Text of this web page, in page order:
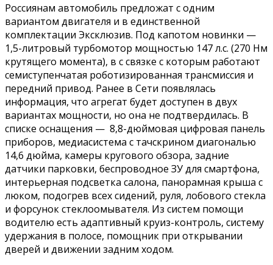
Россиянам автомобиль предложат с одним
вариантом двигателя и в единственной
комплектации Эксклюзив. Под капотом новинки —
1,5-литровый турбомотор мощностью 147 л.с. (270 Нм
крутящего момента), в с связке с которым работают
семиступенчатая роботизированная трансмиссия и
передний привод. Ранее в Сети появлялась
информация, что агрегат будет доступен в двух
вариантах мощности, но она не подтвердилась. В
списке оснащения — 8,8-дюймовая цифровая панель
приборов, медиасистема с тачскрином диагональю
14,6 дюйма, камеры кругового обзора, задние
датчики парковки, беспроводное ЗУ для смартфона,
интерьерная подсветка салона, панорамная крыша с
люком, подогрев всех сидений, руля, лобового стекла
и форсунок стеклоомывателя. Из систем помощи
водителю есть адаптивный круиз-контроль, систему
удержания в полосе, помощник при открывании
дверей и движении задним ходом.